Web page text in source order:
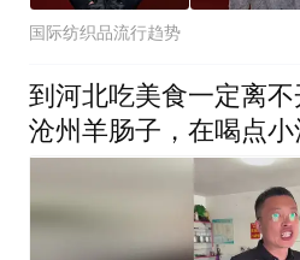
国际纺织品流行趋势
到河北吃美食一定离不
沧州羊肠子，在喝点小